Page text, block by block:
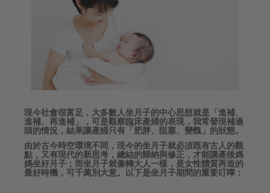
現今社會很富足，大多數人坐月子的中心思想就是「進補、
進補、再進補」，可是觀察臨床產婦的表現，我常發現補過
頭的情況，結果讓產婦只有「肥胖、阻塞、變醜」的狀態。
由於古今時空環境不同，現今的坐月子就必須既有古人的觀
點，又有現代的新思考，總結的歸納與修正，才能讓產後媽
媽坐好月子；而坐月子就像轉大人一樣，是女性體質再造的
最好時機，可千萬別大意。以下是坐月子期間的重要叮嚀：